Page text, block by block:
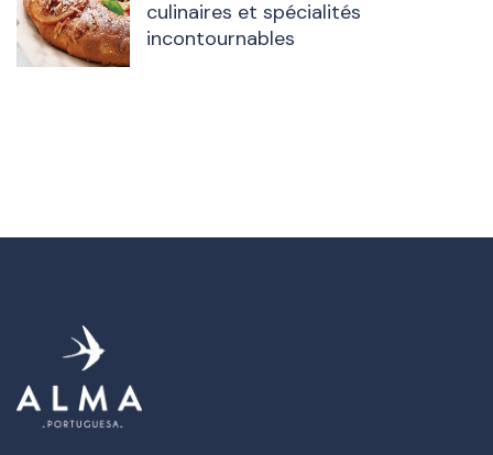
culinaires et spécialités
incontournables